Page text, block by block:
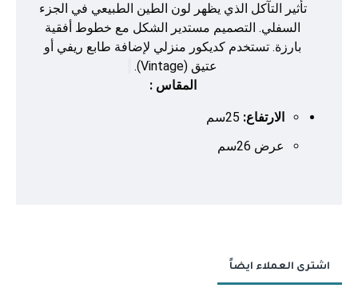
تأثير التآكل الذي يظهر لون الطين الطبيعي في الجزء
السفلي. التصميم مستدير الشكل مع خطوط أفقية
بارزة. تستخدم كديكور منزلي لإضافة طابع ريفي أو
عتيق (Vintage).
المقاس :
الارتفاع:
عرض 26سم
اشترى العملاء ايضاً